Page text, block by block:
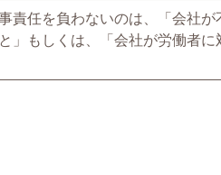
責任を負わないのは、「会社
」もしくは、「会社が労働者に